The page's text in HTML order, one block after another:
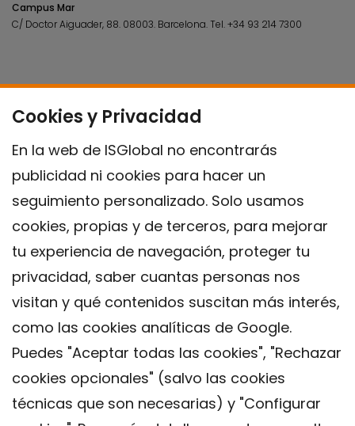
Cookies y Privacidad
En la web de ISGlobal no encontrarás
publicidad ni cookies para hacer un
seguimiento personalizado. Solo usamos
cookies, propias y de terceros, para mejorar
tu experiencia de navegación, proteger tu
privacidad, saber cuantas personas nos
visitan y qué contenidos suscitan más interés,
como las cookies analíticas de Google.
Puedes "Aceptar todas las cookies", "Rechazar
cookies opcionales" (salvo las cookies
técnicas que son necesarias) y "Configurar
Campus Mar
C/ Doctor Aiguader, 88. 08003. Barcelona.Tel.+34 93 214 7300
Contacto